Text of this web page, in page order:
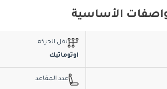
نقل الحركة
اوتوماتيك
عدد المقاعد